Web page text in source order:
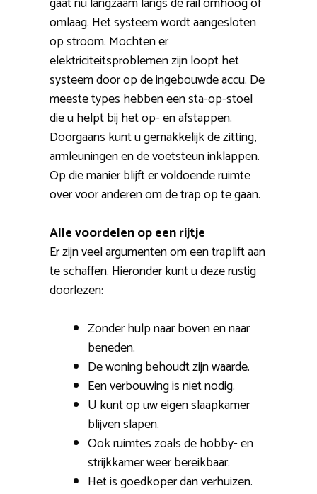
omlaag. Het systeem wordt aangesloten
op stroom. Mochten er
elektriciteitsproblemen zijn loopt het
systeem door op de ingebouwde accu. De
meeste types hebben een sta-op-stoel
die u helpt bij het op- en afstappen.
Doorgaans kunt u gemakkelijk de zitting,
armleuningen en de voetsteun inklappen.
Op die manier blijft er voldoende ruimte
over voor anderen om de trap op te gaan.
Alle voordelen op een rijtje
Er zijn veel argumenten om een traplift aan
te schaffen. Hieronder kunt u deze rustig
doorlezen:
Zonder hulp naar boven en naar
beneden.
De woning behoudt zijn waarde.
Een verbouwing is niet nodig.
U kunt op uw eigen slaapkamer
blijven slapen.
Ook ruimtes zoals de hobby- en
strijkkamer weer bereikbaar.
Het is goedkoper dan verhuizen.